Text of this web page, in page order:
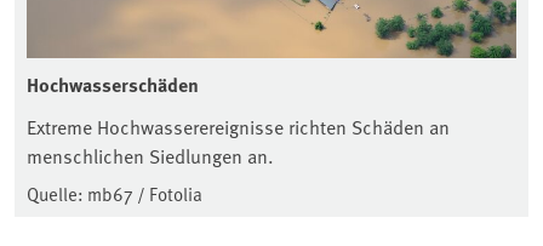
Hochwasserschäden
Extreme Hochwasserereignisse richten Schäden an
menschlichen Siedlungen an.
Quelle: mb67 / Fotolia